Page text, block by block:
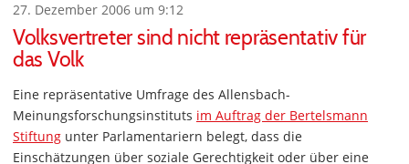
27. Dezember 2006 um 9:12
Volksvertreter sind nicht repräsentativ für
das Volk
Eine repräsentative Umfrage des Allensbach-
Meinungsforschungsinstituts im Auftrag der Bertelsmann
Stiftung unter Parlamentariern belegt, dass die
Einschätzungen über soziale Gerechtigkeit oder über eine